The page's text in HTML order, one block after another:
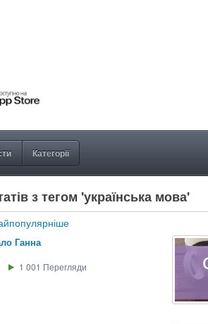
Категорії
з тегом 'українська мова'
Ганна
1 001 Перегляди